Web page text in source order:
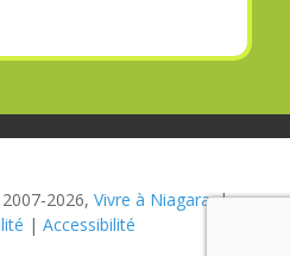
2026, Vivre à Niagara.|
| Accessibilité